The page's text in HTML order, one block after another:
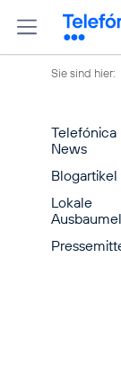
Sie sind hier:
News
Blogartikel
Lokale